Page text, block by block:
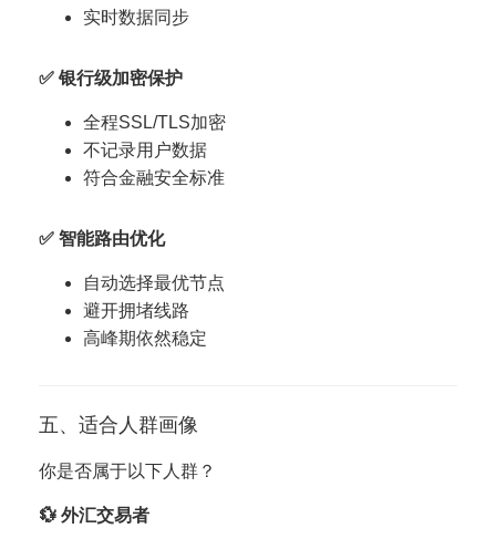
实时数据同步
✅ 银行级加密保护
全程SSL/TLS加密
不记录用户数据
符合金融安全标准
✅ 智能路由优化
自动选择最优节点
避开拥堵线路
高峰期依然稳定
五、适合人群画像
你是否属于以下人群？
💱 外汇交易者